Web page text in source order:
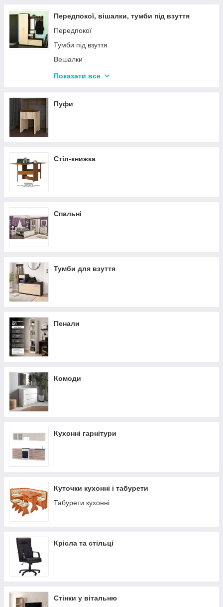
Передпокої, вішалки, тумби під взуття
Передпокої
Тумби під взуття
Вешалки
Дзеркала
Показати все
Пуфи
Стіл-книжка
Спальні
Тумби для взуття
Пенали
Комоди
Кухонні гарнітури
Куточки кухонні і табурети
Табурети кухонні
Крісла та стільці
Стінки у вітальню